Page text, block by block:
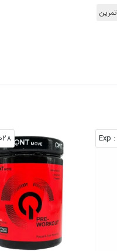
: Exp